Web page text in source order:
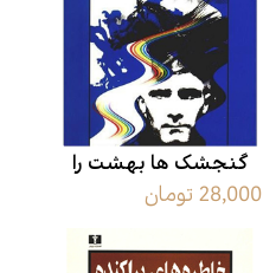
گنجشک ها بهشت را
می فهمند28,000 تومان